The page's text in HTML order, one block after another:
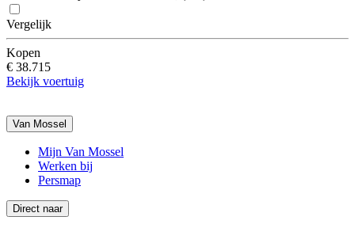
Vergelijk
Kopen
€ 38.715
Bekijk voertuig
Van Mossel
Mijn Van Mossel
Werken bij
Persmap
Direct naar